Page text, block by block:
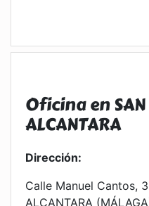
Oficina en SAN
ALCANTARA
Dirección:
Calle Manuel Cantos,
ALCANTARA